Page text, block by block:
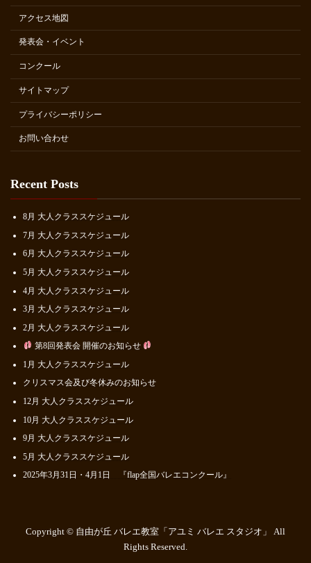
アクセス地図
発表会・イベント
コンクール
サイトマップ
プライバシーポリシー
お問い合わせ
Recent Posts
8月 大人クラススケジュール
7月 大人クラススケジュール
6月 大人クラススケジュール
5月 大人クラススケジュール
4月 大人クラススケジュール
3月 大人クラススケジュール
2月 大人クラススケジュール
第8回発表会 開催のお知らせ
1月 大人クラススケジュール
クリスマス会及び冬休みのお知らせ
12月 大人クラススケジュール
10月 大人クラススケジュール
9月 大人クラススケジュール
5月 大人クラススケジュール
2025年3月31日・4月1日 『flap全国バレエコンクール』
Copyright © 自由が丘 バレエ教室「アユミ バレエ スタジオ」 All
Rights Reserved.